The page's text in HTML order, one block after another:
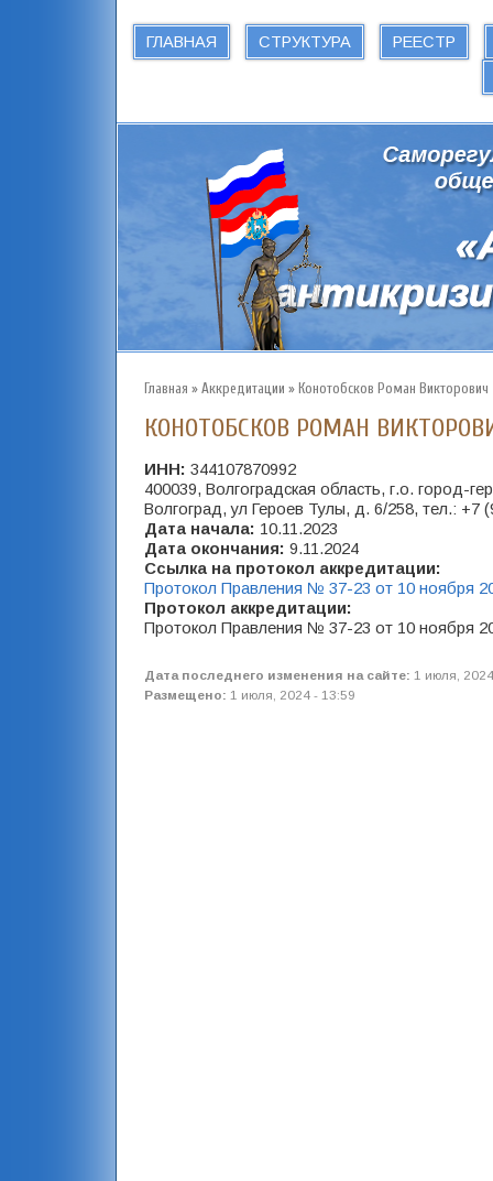
ГЛАВНАЯ СТРУКТУРА РЕЕСТР
Главная » Аккредитации » Конотобсков Роман Викторович
КОНОТОБСКОВ РОМАН
ИНН: 344107870992
400039, Волгоградская область, г.о. город-
Волгоград, ул Героев Тулы, д. 6/258, тел.: +7
Дата начала: 10.11.2023
Дата окончания: 9.11.2024
Ссылка на протокол аккредитации:
Протокол Правления № 37-23 от 10 ноября
Протокол аккредитации:
Протокол Правления № 37-23 от 10 ноября
Дата последнего изменения на сайте: 1 июля,
Размещено: 1 июля, 2024 - 13:59